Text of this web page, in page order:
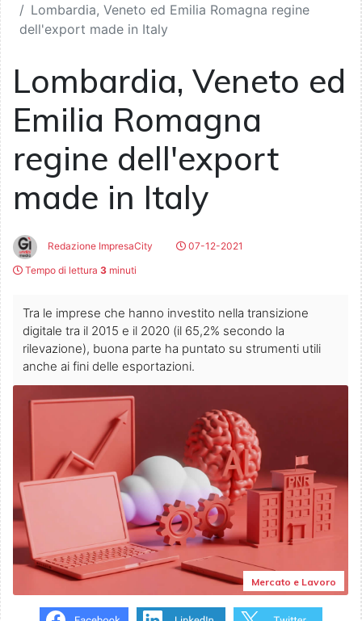
Lombardia, Veneto ed Emilia Romagna regine
dell'export made in Italy
Lombardia, Veneto ed
Emilia Romagna
regine dell'export
made in Italy
Redazione ImpresaCity
07-12-2021
Tempo di lettura 3 minuti
Tra le imprese che hanno investito nella transizione
digitale tra il 2015 e il 2020 (il 65,2% secondo la
rilevazione), buona parte ha puntato su strumenti utili
anche ai fini delle esportazioni.
Mercato e Lavoro